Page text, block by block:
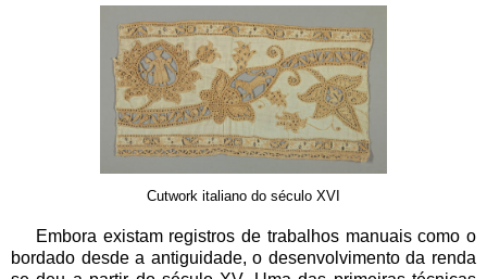
Cutwork italiano do século XVI
Embora existam registros de trabalhos manuais como o
bordado desde a antiguidade, o desenvolvimento da renda